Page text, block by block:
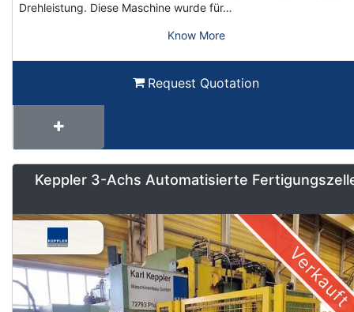
Drehleistung. Diese Maschine wurde für…
Know More
Request Quotation
Keppler 3-Achs Automatisierte
Verkauft